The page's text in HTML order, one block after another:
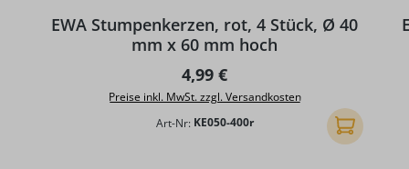
EWA Stumpenkerzen, rot, 4 Stück, Ø 40
mm x 60 mm hoch
Regulärer Preis:
4,99 €
Preise inkl. MwSt. zzgl. Versandkosten
Art-Nr: KE050-400r In den